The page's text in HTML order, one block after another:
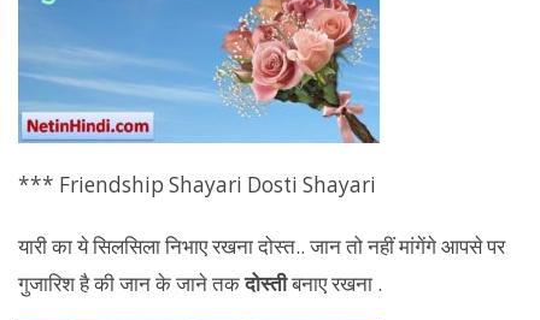
*** Friendship Shayari Dosti Shayari
यारी का ये सिलसिला निभाए रखना दोस्त.. जान तो नहीं मांगेंगे आपसे पर
गुजारिश है की जान के जाने तकदोस्तीबनाए रखना .